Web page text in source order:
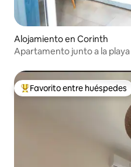
Alojamiento en Corinth
Apartamento junto a la
Favorito entre huéspedes
Favorito entre huéspedes